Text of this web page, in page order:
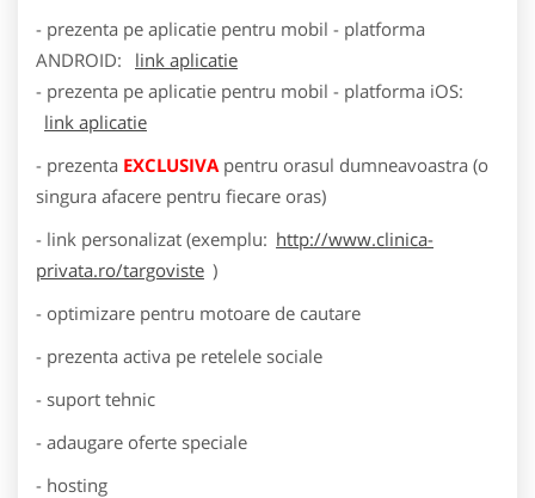
- prezenta pe aplicatie pentru mobil - platforma
ANDROID:
link aplicatie
- prezenta pe aplicatie pentru mobil - platforma iOS:
link aplicatie
- prezenta EXCLUSIVA pentru orasul dumneavoastra (o
singura afacere pentru fiecare oras)
- link personalizat (exemplu: http://www.clinica-
privata.ro/targoviste )
- optimizare pentru motoare de cautare
- prezenta activa pe retelele sociale
- suport tehnic
- adaugare oferte speciale
- hosting